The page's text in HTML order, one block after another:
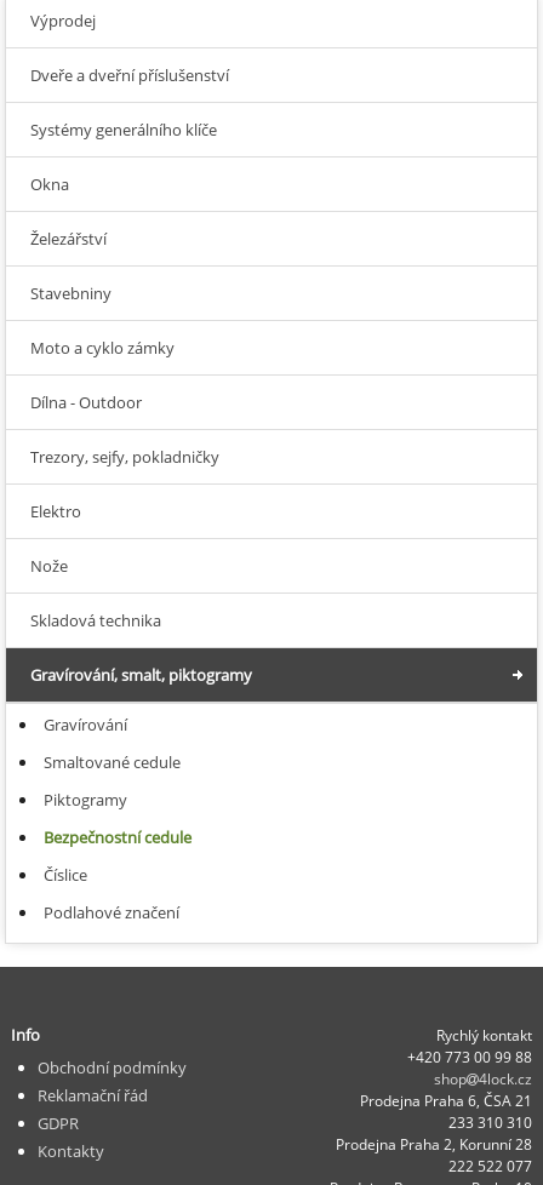
Výprodej
Dveře a dveřní příslušenství
Systémy generálního klíče
Okna
Železářství
Stavebniny
Moto a cyklo zámky
Dílna - Outdoor
Trezory, sejfy, pokladničky
Elektro
Nože
Skladová technika
Gravírování, smalt, piktogramy
Gravírování
Smaltované cedule
Piktogramy
Bezpečnostní cedule
Číslice
Podlahové značení
Rychlý kontakt
+420 773 00 99 88
shop
4lock.cz
Prodejna Praha 6, ČSA 21
233 310 310
Prodejna Praha 2, Korunní 28
222 522 077
Info
Obchodní podmínky
Reklamační řád
GDPR
Kontakty